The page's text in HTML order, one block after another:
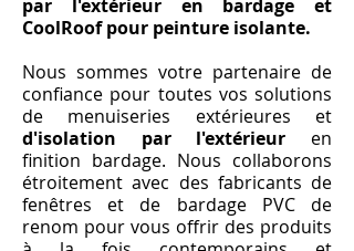
par l'extérieur en bardage et
CoolRoof pour peinture isolante.
Nous sommes votre partenaire de
confiance pour toutes vos solutions
de menuiseries extérieures et
d'isolation par l'extérieur en
finition bardage. Nous collaborons
étroitement avec des fabricants de
fenêtres et de bardage PVC de
renom pour vous offrir des produits